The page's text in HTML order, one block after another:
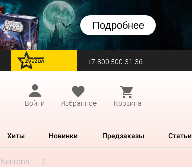
Подробнее
перейти на Zvezda +7 800 500-31-36
Войти
Избранное Корзина
Хиты Новинки Предзаказы Статьи
Necrons